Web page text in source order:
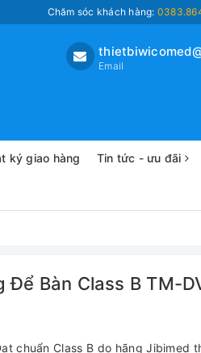
Chăm sóc khách hàng:
Email
ký giao hàng Tin tức - ưu đãi
Bàn Class B TM-
chuẩn Class B do hãng Jibimed